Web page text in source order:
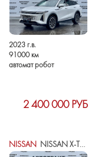
2023 г.в.
91000 км
автомат робот
2 400 000 РУБ
NISSAN NISSAN X-TRAIL III РЕСТАЙЛИНГ